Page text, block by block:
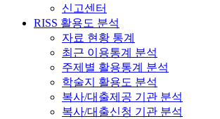
신고센터
RISS 활용도 분석
자료 현황 통계
최근 이용통계 분석
주제별 활용통계 분석
학술지 활용도 분석
복사/대출제공 기관 분석
복사/대출신청 기관 분석